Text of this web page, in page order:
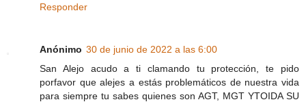
Responder
Anónimo 30 de junio de 2022 a las 6:00
San Alejo acudo a ti clamando tu protección, te pido
porfavor que alejes a estás problemáticos de nuestra vida
para siempre tu sabes quienes son AGT, MGT YTOIDA SU